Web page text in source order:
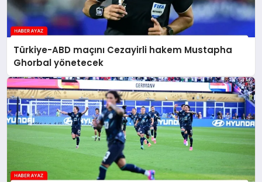
Türkiye-ABD maçını Cezayirli hakem Mustapha
Ghorbal yönetecek